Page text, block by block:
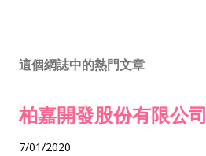
這個網誌中的熱門文章
柏嘉開發股份有限公司
7/01/2020